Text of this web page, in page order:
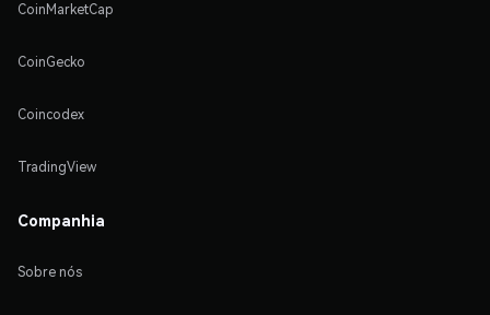
CoinMarketCap
CoinGecko
Coincodex
TradingView
Companhia
Sobre nós